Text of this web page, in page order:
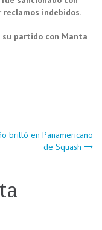
indebidos.
su partido con Manta
brilló en Panamericano
de Squash